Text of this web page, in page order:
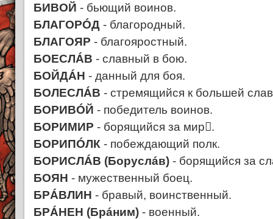
БИВОЙ - бьющий воинов.
БЛАГОРÓД - благородный.
БЛАГОЯР - благояростный.
БОЕСЛÁВ - славный в бою.
БОЙДÁН - данный для боя.
БОЛЕСЛÁВ - стремящийся к большей
БОРИВÓЙ - победитель воинов.
БОРИМИР - борящийся за мир.
БОРИПÓЛК - побеждающий полк.
БОРИСЛÁВ (Боруслáв) - борящийся за
БОЯН - мужественный боец.
БРÁВЛИН - бравый, воинственный.
БРÁНЕН (Брáним) - военный.